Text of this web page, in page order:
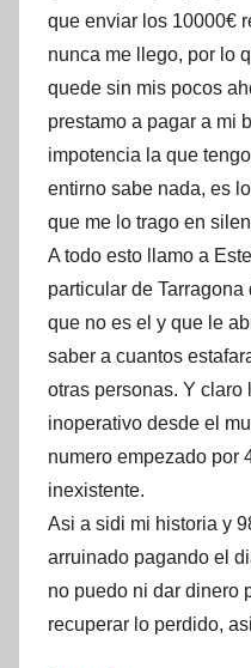
que enviar los 10000€
nunca me llego, por lo
quede sin mis pocos
prestamo a pagar a mi
impotencia la que
entirno sabe nada, es
que me lo trago en
A todo esto llamo a
particular de
que no es el y que le
saber a cuantos
otras personas. Y
inoperativo desde el
numero empezado por
inexistente.
Asi a sidi mi historia y
arruinado pagando el
no puedo ni dar dinero
recuperar lo perdido,